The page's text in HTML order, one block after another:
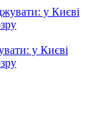
у Києві